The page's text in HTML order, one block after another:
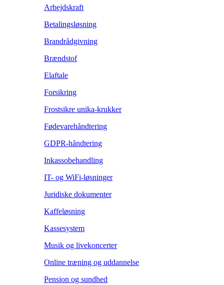
Arbejdskraft
Betalingsløsning
Brandrådgivning
Brændstof
Elaftale
Forsikring
Frostsikre unika-krukker
Fødevarehåndtering
GDPR-håndtering
Inkassobehandling
IT- og WiFi-løsninger
Juridiske dokumenter
Kaffeløsning
Kassesystem
Musik og livekoncerter
Online træning og uddannelse
Pension og sundhed